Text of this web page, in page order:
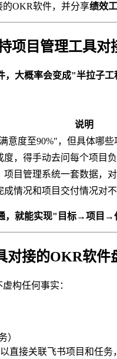
OKR软件，并分享绩效
项目管理工具对
大概率会变成"半拉子工
说明
意度至90%"，但具体哪
度，得手动去问每个项目
项目管理系统一套数据，
成情况和项目交付情况对
，就能实现"目标→项目
对接的OKR软件
构任何事实：
）
直接关联飞书项目和任务